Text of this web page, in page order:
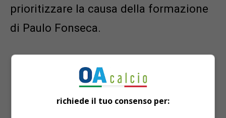
prioritizzare la causa della formazione
di Paulo Fonseca.
richiede il tuo consenso per: